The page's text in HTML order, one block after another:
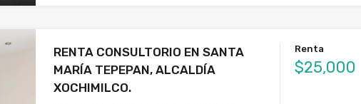
RENTA CONSULTORIO EN SANTA
MARÍA TEPEPAN, ALCALDÍA
XOCHIMILCO.
Renta
$25,000